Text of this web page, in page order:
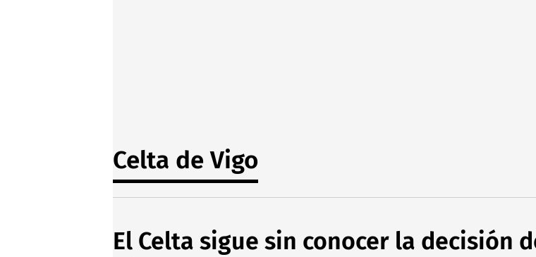
Celta de Vigo
El Celta sigue sin conocer la decisión